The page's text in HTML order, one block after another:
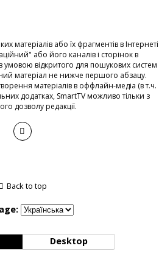
матеріалів або їх фрагментів в Інтернеті
або його каналів і сторінок в
відкритого для пошукових систем
матеріал не нижче першого абзацу.
матеріалів в оффлайн-медіа (в т.ч.
додатках, SmartTV можливо тільки з
дозволу редакції.
Back to top
Desktop